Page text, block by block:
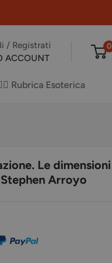
/ Registrati
ACCOUNT
0
Rubrica Esoterica
Le dimensioni
Arroyo